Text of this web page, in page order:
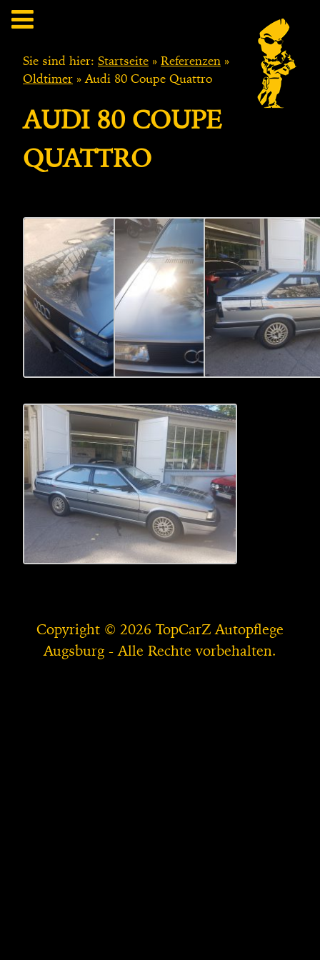
Sie sind hier: Startseite » Referenzen »
Oldtimer »Audi 80 Coupe Quattro
AUDI 80 COUPE
QUATTRO
Copyright © 2026 TopCarZ Autopflege
Augsburg - Alle Rechte vorbehalten.